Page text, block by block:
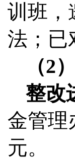
训班，
法；已
（2
整改
金管理
元。